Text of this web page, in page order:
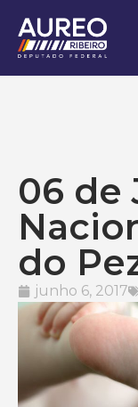
06 de
do
junho 6, 2017